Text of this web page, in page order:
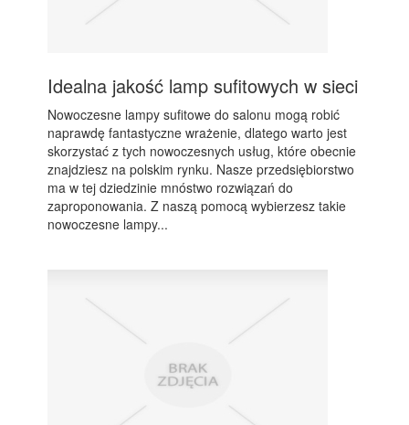
Idealna jakość lamp sufitowych w sieci
Nowoczesne lampy sufitowe do salonu mogą robić
naprawdę fantastyczne wrażenie, dlatego warto jest
skorzystać z tych nowoczesnych usług, które obecnie
znajdziesz na polskim rynku. Nasze przedsiębiorstwo
ma w tej dziedzinie mnóstwo rozwiązań do
zaproponowania. Z naszą pomocą wybierzesz takie
nowoczesne lampy...